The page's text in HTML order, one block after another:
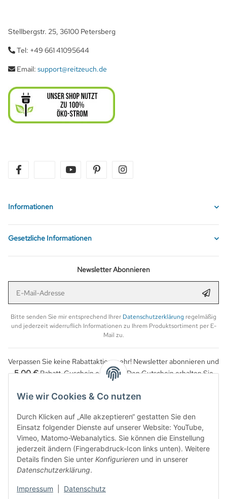
Wie wir Cookies & Co nutzen
Durch Klicken auf „Alle akzeptieren“ gestatten Sie den
Einsatz folgender Dienste auf unserer Website: YouTube,
Vimeo, Matomo-Webanalytics. Sie können die Einstellung
jederzeit ändern (Fingerabdruck-Icon links unten). Weitere
Details finden Sie unter Konfigurieren und in unserer
Datenschutzerklärung.
Impressum Datenschutz
Stellbergstr. 25, 36100 Petersberg
Tel: +49 661 41095644
Email: support@reitzeuch.de
twitter youtube pinterest
Informationen
Gesetzliche Informationen
Newsletter Abonnieren
Bitte senden Sie mir entsprechend Ihrer Datenschutzerklärung regelmäßig
und jederzeit widerruflich Informationen zu Ihrem Produktsortiment per E-
Mail zu.
Verpassen Sie keine Rabattaktion mehr! Newsletter abonnieren und
5,00 €Rabatt-Guschein erhalten. Den Gutschein erhalten Sie
per Email nach der erfolgreichen Bestätigung Ihrer Email-Adresse.